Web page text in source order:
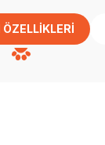
ÖZELLIKLERI